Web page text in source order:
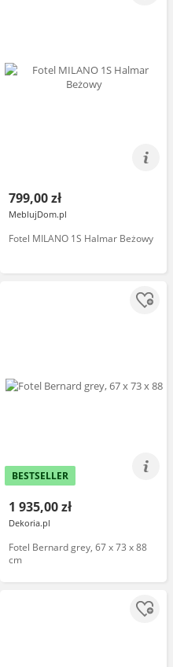
799,00 zł
MeblujDom.pl
Fotel MILANO 1S Halmar Beżowy
BESTSELLER
1 935,00 zł
Dekoria.pl
Fotel Bernard grey, 67 x 73 x 88
cm